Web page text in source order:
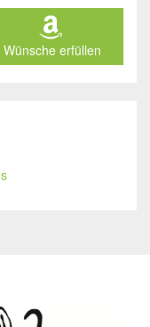
Wünsche erfüllen